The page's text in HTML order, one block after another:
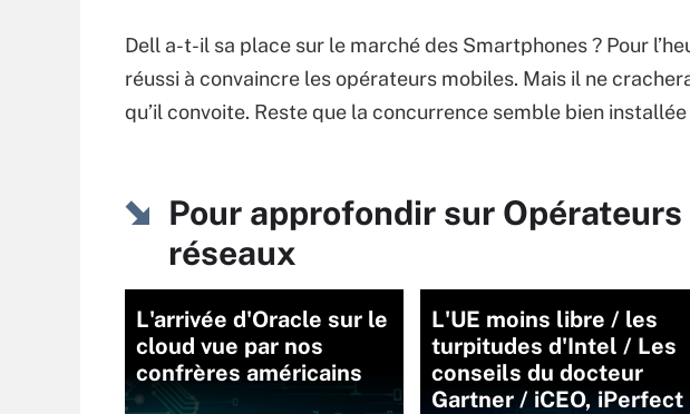
Dell a-t-il sa place sur le marché des Smartphones ? Pour
réussi à convaincre les opérateurs mobiles. Mais il ne
qu’il convoite. Reste que la concurrence semble bien
Pour approfondir sur
réseaux
L'arrivée d'Oracle sur le
cloud vue par nos
confrères américains
L'UE moins libre / les
turpitudes d'Intel / Les
conseils du docteur
Gartner / iCEO, iPerfect